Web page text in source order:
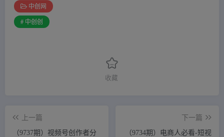
中创网
# 中创创
收藏
上一篇
（9737期）视频号创作者分
下一篇
（9734期）电商人必看-短视